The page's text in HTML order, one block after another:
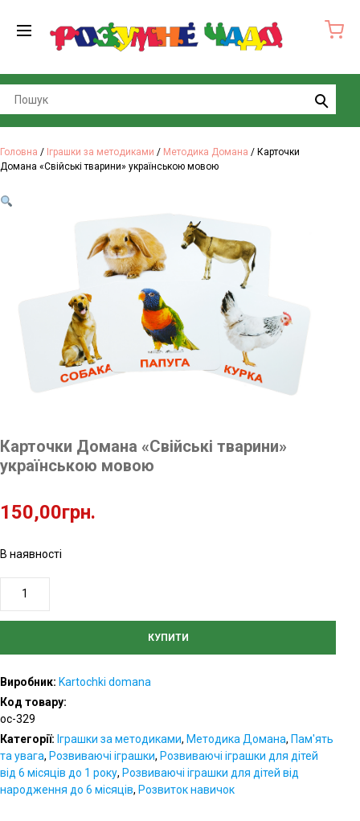
Головна / Іграшки за методиками / Методика Домана / Карточки
Домана «Свійські тварини» українською мовою
Карточки Домана «Свійські тварини»
українською мовою
150,00грн.
В наявності
Карточки
мовою
кількість
КУПИТИ
Виробник: Kartochki domana
Код товару:
oc-329
Категорії: Іграшки за методиками, Методика Домана, Пам'ять
та увага, Розвиваючі іграшки, Розвиваючі іграшки для дітей
від 6 місяців до 1 року, Розвиваючі іграшки для дітей від
народження до 6 місяців, Розвиток навичок